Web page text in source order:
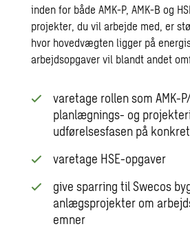
inden for både AMK-P, AMK-B og
projekter, du vil arbejde med, er
hvor hovedvægten ligger på
arbejdsopgaver vil blandt andet
varetage rollen som AMK-
planlægnings- og
udførelsesfasen på
varetage HSE-opgaver
give sparring til Swecos
anlægsprojekter om
emner